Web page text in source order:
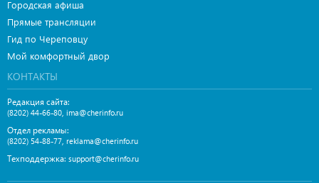
Городская афиша
Прямые трансляции
Гид по Череповцу
Мой комфортный двор
КОНТАКТЫ
Редакция сайта:
(8202) 44-66-80, ima@cherinfo.ru
Отдел рекламы:
(8202) 54-88-77, reklama@cherinfo.ru
Техподдержка: support@cherinfo.ru